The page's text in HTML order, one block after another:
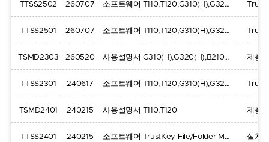
TTSS2502 260707 소프트웨어 T110,T120,G310(H),G320(H),B210(H)
TTSS2501 260707 소프트웨어 T110,T120,G310(H),G320(H),B210(H)
TSMD2303 260520 사용설명서 G310(H),G320(H),B210(H) 제품
TTSS2301 240617 소프트웨어 T110,T120,G310(H),G320(H)
TSMD2401 240215 사용설명서 T110,T120 제품
TTSS2401 240215 소프트웨어 TrustKey File/Folder Manager 설치